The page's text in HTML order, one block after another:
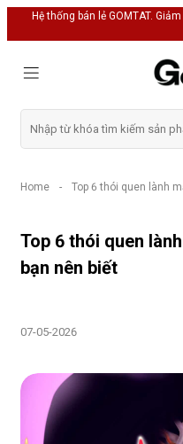
Hệ thống bán lẻ GOMTAT.
Home - Top 6 thói quen lành
Top 6 thói quen
bạn nên biết
07-05-2026